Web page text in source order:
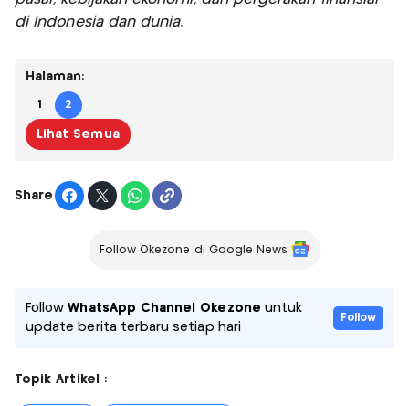
di Indonesia dan dunia.
Halaman:
1 2
Lihat Semua
Share
Follow Okezone di Google News
FollowWhatsApp Channel Okezone untuk
update berita terbaru setiap hari
Follow
Topik Artikel :